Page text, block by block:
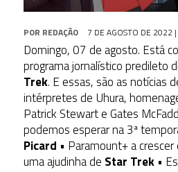
POR REDAÇÃO 7 DE AGOSTO DE 2022 |
Domingo, 07 de agosto. Está
programa jornalístico predileto
Trek. E essas, são as notícias
intérpretes de Uhura,
Patrick Stewart e Gates
podemos esperar na 3ª
Picard • Paramount+ a
uma ajudinha de Star Trek •